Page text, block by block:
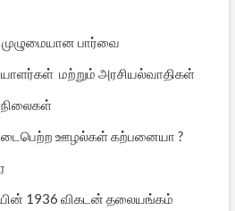
பார்வை
மற்றும் அரசியல்வாதிகள்
நிலைகள்
நடைபெற்ற ஊழல்கள் கற்பனையா ?
1936 விகடன் தலையங்கம்